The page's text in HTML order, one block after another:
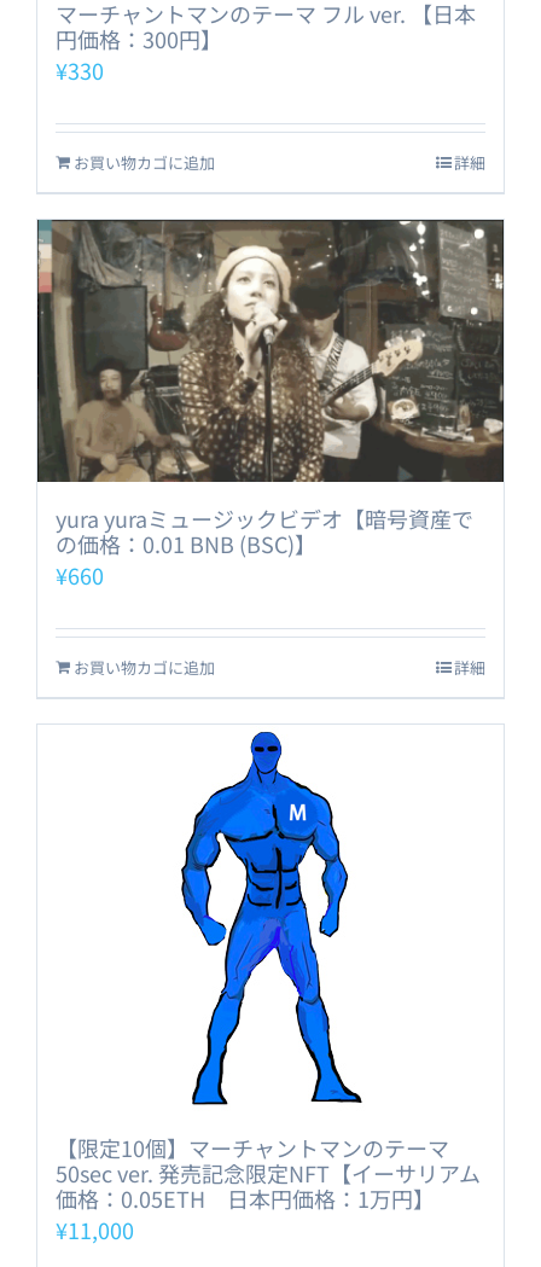
マーチャントマンのテーマ フル ver. 【日本
円価格：300円】
¥330
お買い物カゴに追加 詳細
yura yuraミュージックビデオ【暗号資産で
の価格：0.01 BNB (BSC)】
¥660
お買い物カゴに追加 詳細
【限定10個】マーチャントマンのテーマ
50sec ver. 発売記念限定NFT【イーサリアム
価格：0.05ETH 日本円価格：1万円】
¥11,000